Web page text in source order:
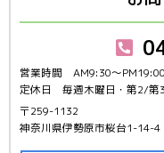
営業時間 AM9:30～PM19:00
定休日 毎週木曜日・第2/第
〒259-1132
神奈川県伊勢原市桜台1-14-4